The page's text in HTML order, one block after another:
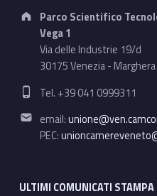
Address:
Parco Scientifico
Vega 1
Via delle Industrie 19/d
30175 Venezia - Marghera
Phone number:
Tel. +39 041 0999311
Email address:
email:
PEC:
ULTIMI COMUNICATI STAMPA